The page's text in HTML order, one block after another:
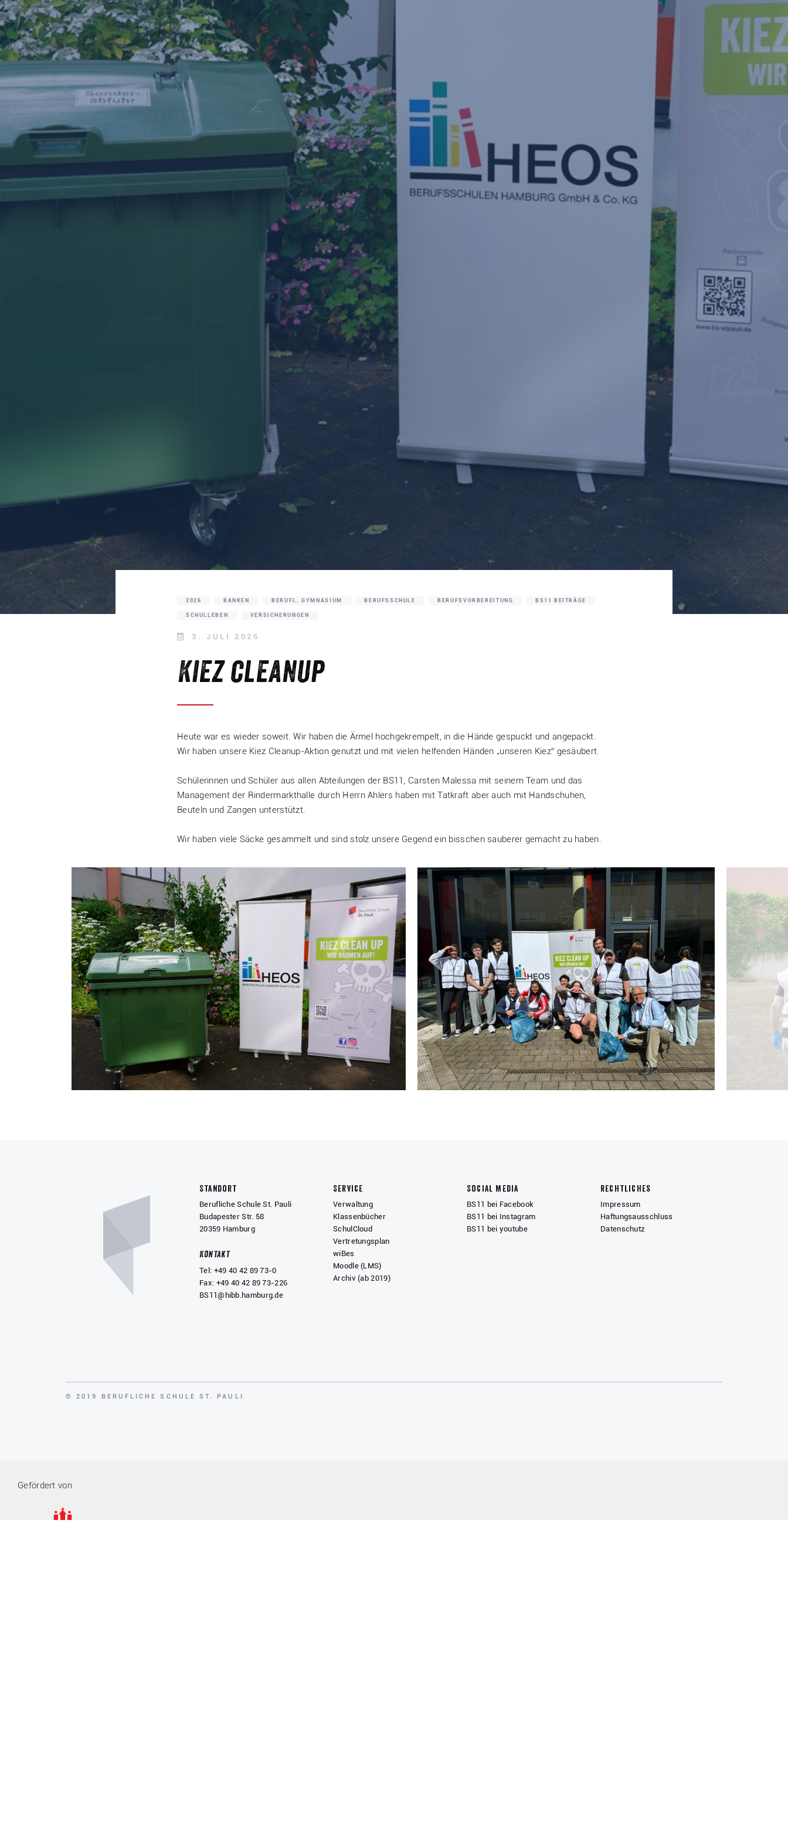
2026 BANKEN BERUFL. GYMNASIUM BERUFSSCHULE BERUFSVORBEREITUNG BS11 BEITRÄGE
SCHULLEBEN VERSICHERUNGEN
3. JULI 2026
Kiez cleanup
Heute war es wieder soweit. Wir haben die Ärmel hochgekrempelt, in die Hände gespuckt und angepackt.
Wir haben unsere Kiez Cleanup-Aktion genutzt und mit vielen helfenden Händen „unseren Kiez“ gesäubert.
Schülerinnen und Schüler aus allen Abteilungen der BS11, Carsten Malessa mit seinem Team und das
Management der Rindermarkthalle durch Herrn Ahlers haben mit Tatkraft aber auch mit Handschuhen,
Beuteln und Zangen unterstützt.
Wir haben viele Säcke gesammelt und sind stolz unsere Gegend ein bisschen sauberer gemacht zu haben.
Standort
Berufliche Schule St. Pauli
Budapester Str. 58
20359 Hamburg
Kontakt
Tel: +49 40 42 89 73-0
Fax: +49 40 42 89 73-226
BS11@hibb.hamburg.de
Service
Verwaltung
Klassenbücher
SchulCloud
Vertretungsplan
wiBes
Moodle (LMS)
Archiv (ab 2019)
Social Media
BS11 bei Facebook
BS11 bei Instagram
BS11 bei youtube
Rechtliches
Impressum
Haftungsausschluss
Datenschutz
COPYRIGHT
© 2019 BERUFLICHE SCHULE ST. PAULI
Gefördert von